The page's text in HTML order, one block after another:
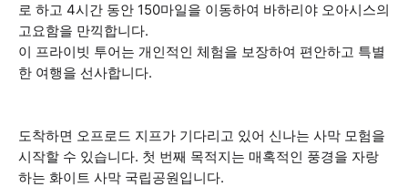
로 하고 4시간 동안 150마일을 이동하여 바하리야 오아시스의
고요함을 만끽합니다.
이 프라이빗 투어는 개인적인 체험을 보장하여 편안하고 특별
한 여행을 선사합니다.
도착하면 오프로드 지프가 기다리고 있어 신나는 사막 모험을
시작할 수 있습니다. 첫 번째 목적지는 매혹적인 풍경을 자랑
하는 화이트 사막 국립공원입니다.